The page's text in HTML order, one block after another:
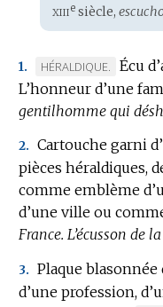
Étymologie
:
xiiiesiècle,
1.
MARQUE
DE
DOMAINE
HÉRALDIQUE. Écu
L’honneur d’une
gentilhomme qui
2. Cartouche garni
pièces héraldiques,
comme emblème
d’une ville ou
France. L’écusson de
3. Plaque
d’une profession,